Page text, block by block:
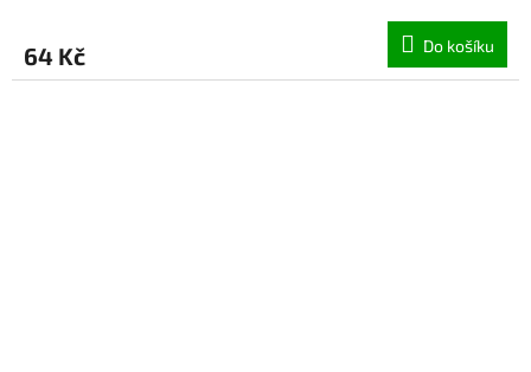
64 Kč Do košíku